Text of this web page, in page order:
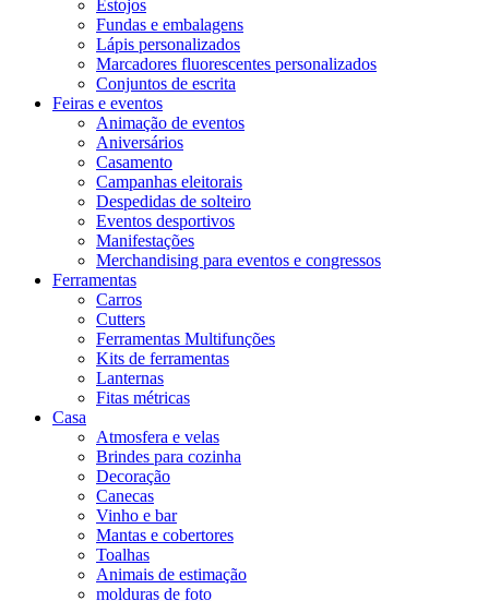
Estojos
Fundas e embalagens
Lápis personalizados
Marcadores fluorescentes personalizados
Conjuntos de escrita
Feiras e eventos
Animação de eventos
Aniversários
Casamento
Campanhas eleitorais
Despedidas de solteiro
Eventos desportivos
Manifestações
Merchandising para eventos e congressos
Ferramentas
Carros
Cutters
Ferramentas Multifunções
Kits de ferramentas
Lanternas
Fitas métricas
Casa
Atmosfera e velas
Brindes para cozinha
Decoração
Canecas
Vinho e bar
Mantas e cobertores
Toalhas
Animais de estimação
molduras de foto